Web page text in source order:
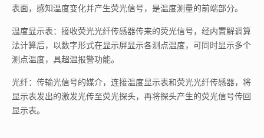
表面，感知温度变化并产生荧光信号，是温度测量的前端部分。
温度显示表：接收荧光光纤传感器传来的荧光信号，经内置解调算
法计算后，以数字形式在显示屏显示各测点温度，可同时显示多个
测点温度，具超温报警功能。
光纤：传输光信号的媒介，连接温度显示表和荧光光纤传感器，将
显示表发出的激发光传至荧光探头，再将探头产生的荧光信号传回
显示表。